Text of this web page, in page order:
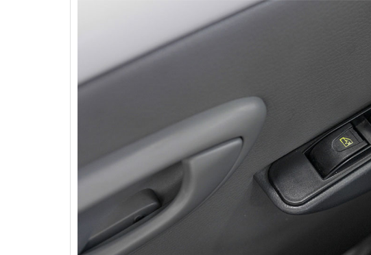
Mazda 3 2020
Mazda 3 Hatchback